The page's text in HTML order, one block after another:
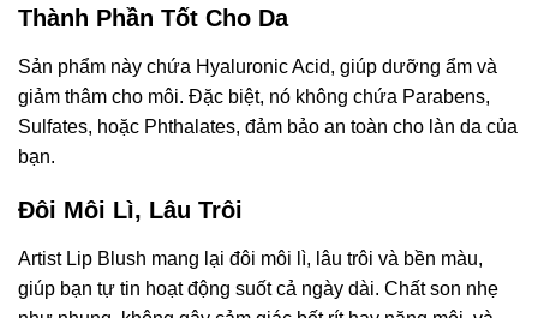
Thành Phần Tốt Cho Da
Sản phẩm này chứa Hyaluronic Acid, giúp dưỡng ẩm và
giảm thâm cho môi. Đặc biệt, nó không chứa Parabens,
Sulfates, hoặc Phthalates, đảm bảo an toàn cho làn da của
bạn.
Đôi Môi Lì, Lâu Trôi
Artist Lip Blush mang lại đôi môi lì, lâu trôi và bền màu,
giúp bạn tự tin hoạt động suốt cả ngày dài. Chất son nhẹ